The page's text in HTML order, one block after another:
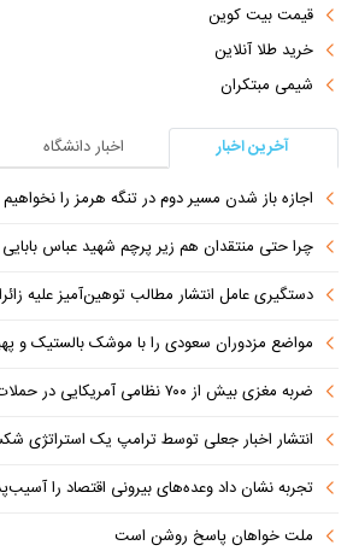
قیمت بیت کوین
خرید طلا آنلاین
شیمی مبتکران
آخرین اخبار
اخبار دانشگاه
اجازه باز شدن مسیر دوم در تنگه هرمز را نخواهیم
چرا حتی منتقدان هم زیر پرچم شهید عباس بابایی
دستگیری عامل انتشار مطالب توهین‌آمیز علیه
مواضع مزدوران سعودی را با موشک بالستیک و
ضربه مغزی بیش از ۷۰۰ نظامی آمریکایی در حملات ایران
انتشار اخبار جعلی توسط ترامپ یک استراتژی
تجربه نشان داد وعده‌های بیرونی اقتصاد را
ملت خواهان پاسخ روشن است